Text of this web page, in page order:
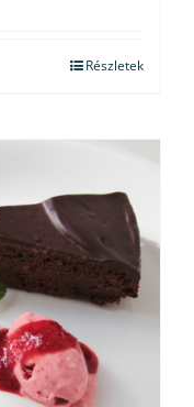
Részletek